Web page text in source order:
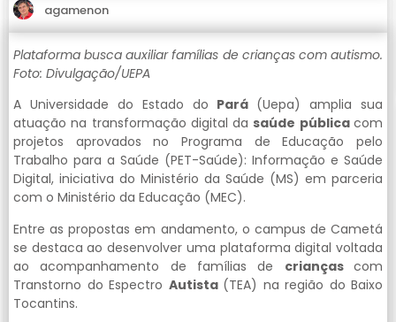
agamenon
Plataforma busca auxiliar famílias de crianças com autismo.
Foto: Divulgação/UEPA
A Universidade do Estado do Pará (Uepa) amplia sua
atuação na transformação digital da saúde públicacom
projetos aprovados no Programa de Educação pelo
Trabalho para a Saúde (PET-Saúde): Informação e Saúde
Digital, iniciativa do Ministério da Saúde (MS) em parceria
com o Ministério da Educação (MEC).
Entre as propostas em andamento, o campus de Cametá
se destaca ao desenvolver uma plataforma digital voltada
ao acompanhamento de famílias de criançascom
Transtorno do Espectro Autista (TEA) na região do Baixo
Tocantins.